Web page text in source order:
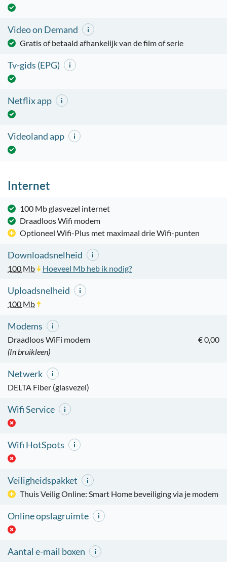
Video on Demand
Gratis of betaald afhankelijk van de film of serie
Tv-gids (EPG)
Netflix app
Videoland app
Internet
100 Mb glasvezel internet
Draadloos Wifi modem
Optioneel Wifi-Plus met maximaal drie Wifi-punten
Downloadsnelheid
100 Mb Hoeveel Mb heb ik nodig?
Uploadsnelheid
100 Mb
Modems
Draadloos WiFi modem
€ 0,00
(In bruikleen)
Netwerk
DELTA Fiber (glasvezel)
Wifi Service
Wifi HotSpots
Veiligheidspakket
Thuis Veilig Online: Smart Home beveiliging via je modem
Online opslagruimte
Aantal e-mail boxen